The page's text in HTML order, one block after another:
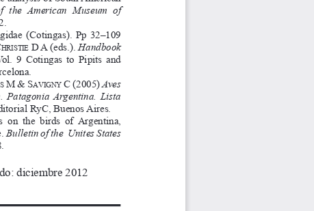
the  American  Museum  of
(Cotingas).  Pp  32–109
H r i s t i e D A (eds.). Handbook
9  Cotingas  to  Pipits  and
s M & s A v i g n y C (2005) Aves
Patagonia  Argentina.  Lista
RyC, Buenos Aires.
the  birds  of  Argentina,
Bulletin of the  Unites States
diciembre 2012